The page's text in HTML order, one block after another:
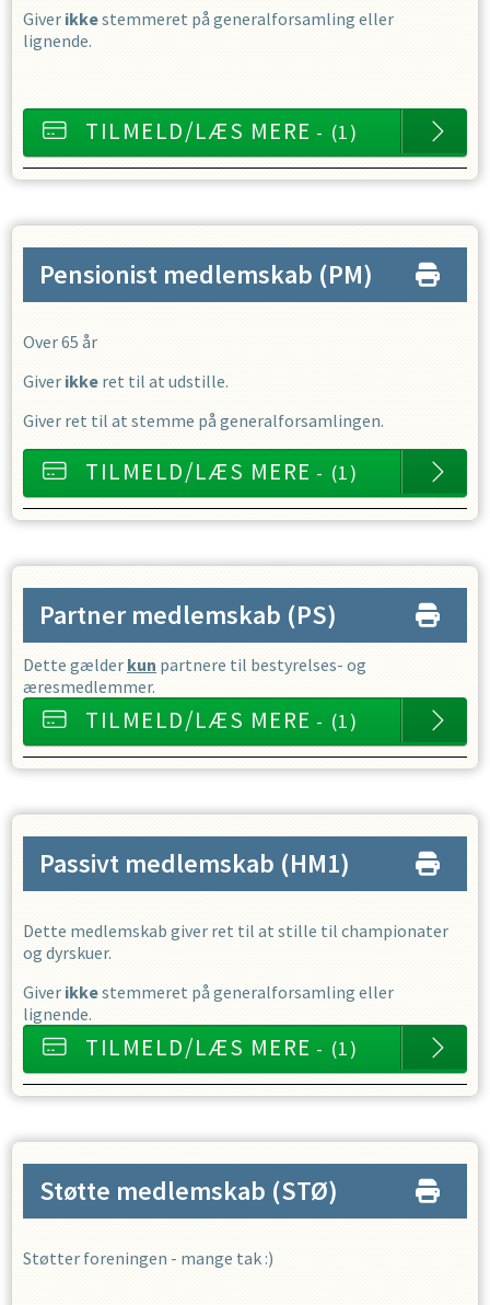
Giver ikkestemmeret på generalforsamling eller
lignende.
TILMELD/LÆS MERE - (1)
Pensionist medlemskab (PM)
Over 65 år
Giver ikke ret til at udstille.
Giver ret til at stemme på generalforsamlingen.
TILMELD/LÆS MERE - (1)
Partner medlemskab (PS)
Dette gælder kun partnere til bestyrelses- og
æresmedlemmer.
TILMELD/LÆS MERE - (1)
Passivt medlemskab (HM1)
Dette medlemskab giver ret til at stille til championater
og dyrskuer.
Giver ikkestemmeret på generalforsamling eller
lignende.
TILMELD/LÆS MERE - (1)
Støtte medlemskab (STØ)
Støtter foreningen - mange tak :)